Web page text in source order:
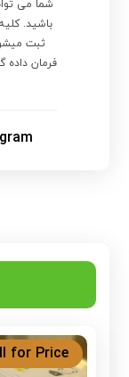
شما می
باشید.
ثبت
فرمان
for Price